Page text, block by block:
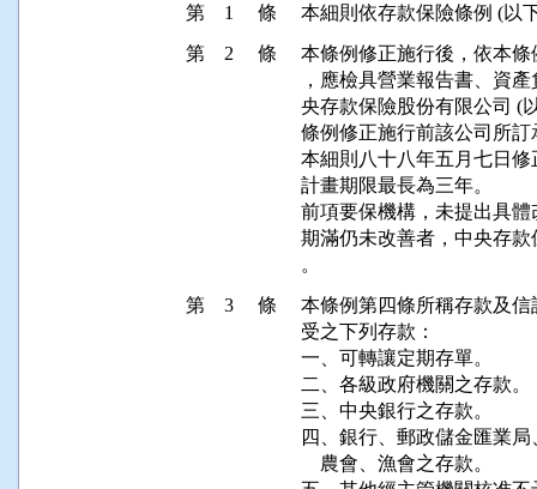
第 1 條
本細則依存款保險條例 (以
第 2 條
本條例修正施行後，依本
，應檢具營業報告書、資
央存款保險股份有限公司 (
條例修正施行前該公司所
本細則八十八年五月七日
計畫期限最長為三年。
前項要保機構，未提出具
期滿仍未改善者，中央存
。
第 3 條
本條例第四條所稱存款及
受之下列存款：
一、可轉讓定期存單。
二、各級政府機關之存款。
三、中央銀行之存款。
四、銀行、郵政儲金匯業
    農會、漁會之存款。